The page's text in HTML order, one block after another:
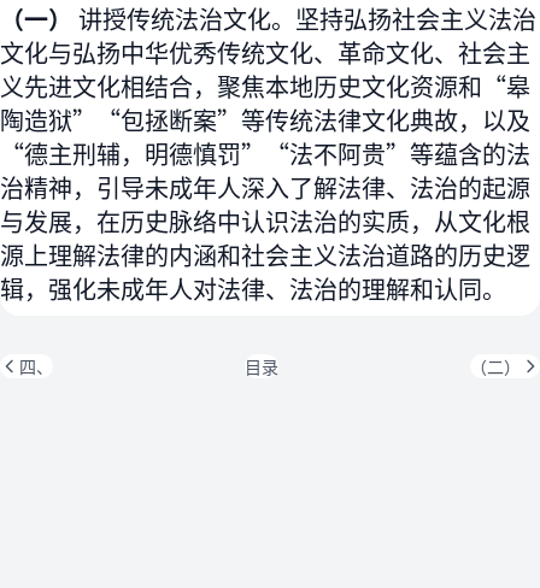
（一） 讲授传统法治文化。坚持弘扬社会主义法治
文化与弘扬中华优秀传统文化、革命文化、社会主
义先进文化相结合，聚焦本地历史文化资源和“皋
陶造狱”“包拯断案”等传统法律文化典故，以及
“德主刑辅，明德慎罚”“法不阿贵”等蕴含的法
治精神，引导未成年人深入了解法律、法治的起源
与发展，在历史脉络中认识法治的实质，从文化根
源上理解法律的内涵和社会主义法治道路的历史逻
辑，强化未成年人对法律、法治的理解和认同。
四、 目录 （二）